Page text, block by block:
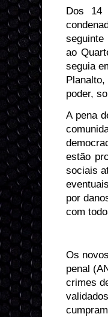
Dos 14
ao
seguia
poder,
A pena
estão
sociais
por
com
Os
penal
crimes